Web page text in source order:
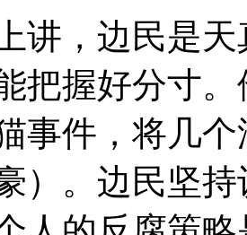
讲，边民是
把握好分寸
事件，将几
）。边民坚